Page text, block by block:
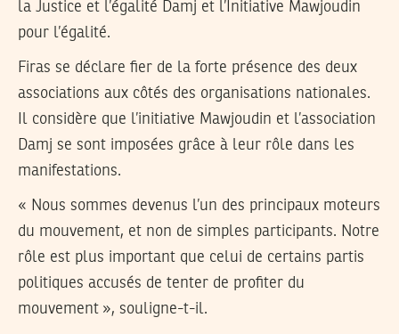
la Justice et l’égalité Damj et l’Initiative Mawjoudin
pour l’égalité.
Firas se déclare fier de la forte présence des deux
associations aux côtés des organisations nationales.
Il considère que l’initiative Mawjoudin et l’association
Damj se sont imposées grâce à leur rôle dans les
manifestations.
« Nous sommes devenus l’un des principaux moteurs
du mouvement, et non de simples participants. Notre
rôle est plus important que celui de certains partis
politiques accusés de tenter de profiter du
mouvement », souligne-t-il.